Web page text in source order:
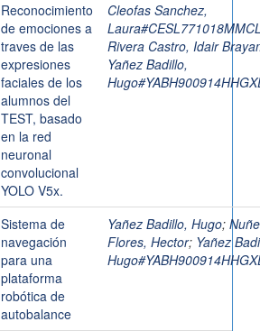
Reconocimiento
de emociones a
traves de las
expresiones
faciales de los
alumnos del
TEST, basado
en la red
neuronal
convolucional
YOLO V5x.
Cleofas Sanchez,
Rivera Castro, Idair
Yañez Badillo,
Sistema de
navegación
para una
plataforma
robótica de
autobalance
Yañez Badillo, Hugo;
Flores, Hector; Yañez